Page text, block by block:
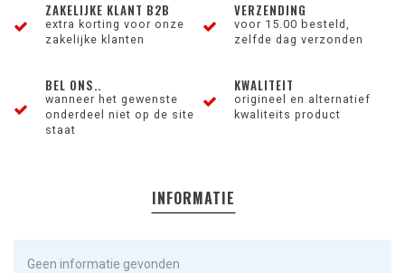
ZAKELIJKE KLANT B2B
extra korting voor onze
zakelijke klanten
VERZENDING
voor 15.00 besteld,
zelfde dag verzonden
BEL ONS..
wanneer het gewenste
onderdeel niet op de site
staat
KWALITEIT
origineel en alternatief
kwaliteits product
INFORMATIE
Geen informatie gevonden